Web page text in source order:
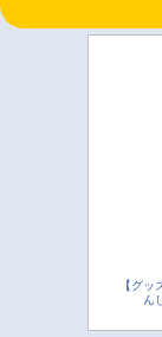
【グ
ん